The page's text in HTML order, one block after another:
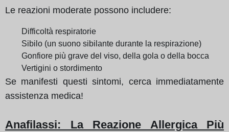
Le reazioni moderate possono includere:
Difficoltà respiratorie
Sibilo (un suono sibilante durante la respirazione)
Gonfiore più grave del viso, della gola o della bocca
Vertigini o stordimento
Se manifesti questi sintomi, cerca immediatamente
assistenza medica!
Anafilassi: La Reazione Allergica Più